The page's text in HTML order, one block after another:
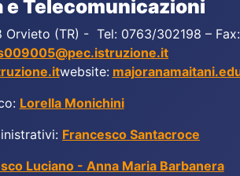
Telecomunicazioni
Orvieto (TR) - Tel: 0763/302198 –
website:
Lorella Monichini
Francesco Santacroce
Luciano - Anna Maria Barbanera